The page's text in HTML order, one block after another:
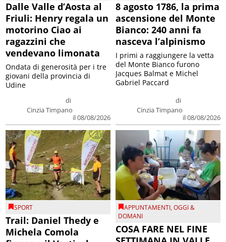
Dalle Valle d’Aosta al
Friuli: Henry regala un
motorino Ciao ai
ragazzini che
vendevano limonata
di
Cinzia Timpano
il 08/08/2026
Ondata di generosità per i tre
giovani della provincia di
Udine
8 agosto 1786, la prima
ascensione del Monte
Bianco: 240 anni fa
nasceva l’alpinismo
di
Cinzia Timpano
il 08/08/2026
I primi a raggiungere la vetta
del Monte Bianco furono
Jacques Balmat e Michel
Gabriel Paccard
SPORT
Trail: Daniel Thedy e
Michela Comola
APPUNTAMENTI,OGGI &
DOMANI
COSA FARE NEL FINE